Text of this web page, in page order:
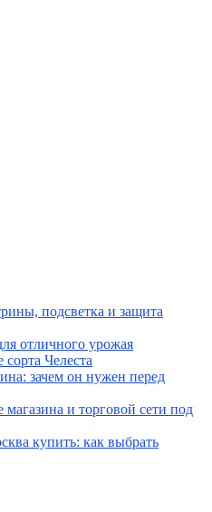
подсветка и защита
отличного урожая
Челеста
зачем он нужен перед
и торговой сети под
купить: как выбрать